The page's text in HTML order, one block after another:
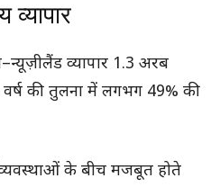
व्यापार
व्यापार 1.3 अरब
की तुलना में लगभग 49% की
के बीच मजबूत होते